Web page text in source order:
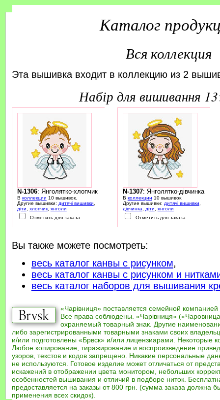
Каталог
Вся коллекция
Эта вышивка входит в коллекцию из 2
набір для вишивання
N-1306: Янголятко-хлопчик
В коллекции 10 вышивок.
Другие вышивки: дитячі вишивки
діти
хлопчик, янголи
Отметить для заказа
N-1307: Янголятко-дівчинка
В коллекции 10 вышивок.
Другие вышивки: дитячі вишивки
дівчинка
діти
янголи
Отметить для заказа
Вы также можете посмотреть:
весь каталог канвы с рисунком,
весь каталог канвы с рисунком и
весь каталог наборов для вышивания
«Чарівниця» поставляется семейной компанией
Все права соблюдены. «Чарівниця»
охраняемый товарный знак. Другие
либо зарегистрированными товарными знаками своих
и/или подготовлены «Брвск» и/или лицензиарами. Некоторые
Любое копирование, тиражирование и воспроизведение
узоров, текстов и кодов запрещено. Никакие персональные
не используются. Готовое изделие может отличаться от
искажений в отображении цвета монитором, небольших
особенностей вышивания и отличий в подборе ниток.
предоставляется на заказы от 800 грн. (сумма заказа должна
применения всех скидок).